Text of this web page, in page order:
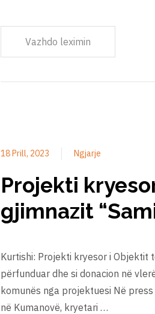
Vazhdo leximin
18 Prill, 2023 Ngjarje
Projekti
gjimnazit
Kurtishi: Projekti kryesor i Objektit
përfunduar dhe si donacion në
komunës nga projektuesi Në
në Kumanovë, kryetari …